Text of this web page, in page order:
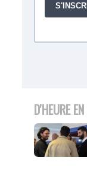
D'HEURE